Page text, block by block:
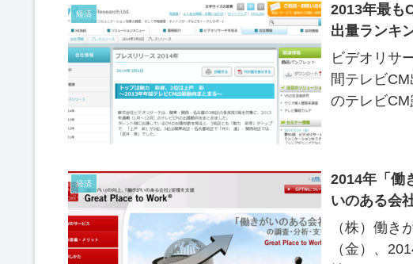
経済
2013年最も
ビデオリサ
間テレビ
のテレビCM
経済
2014年「働
いのある会
（株）働き
（金）、